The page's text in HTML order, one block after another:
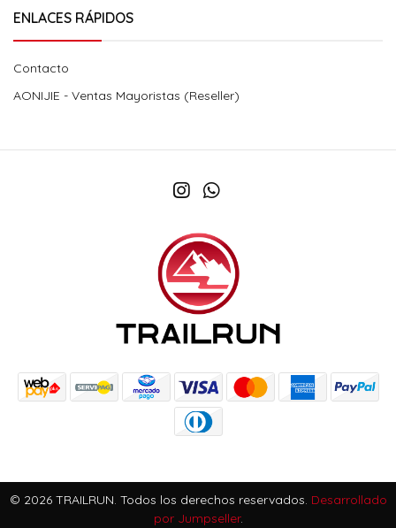
ENLACES RÁPIDOS
Contacto
AONIJIE - Ventas Mayoristas (Reseller)
© 2026 TRAILRUN. Todos los derechos reservados. Desarrollado
por Jumpseller.